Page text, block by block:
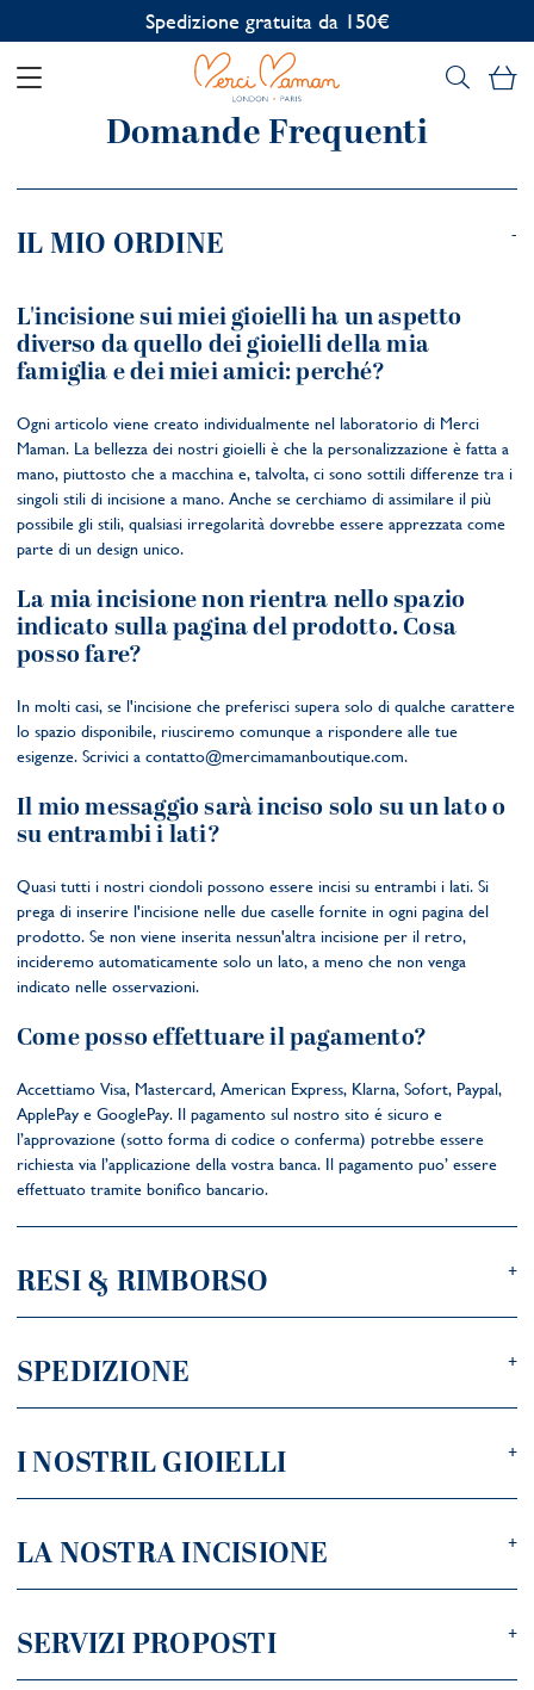
Spedizione gratuita da 150€
Il
Domande Frequenti
IL MIO ORDINE
L'incisione sui miei gioielli ha un aspetto
diverso da quello dei gioielli della mia
famiglia e dei miei amici: perché?
Ogni articolo viene creato individualmente nel laboratorio di Merci
Maman. La bellezza dei nostri gioielli è che la personalizzazione è fatta a
mano, piuttosto che a macchina e, talvolta, ci sono sottili differenze tra i
singoli stili di incisione a mano. Anche se cerchiamo di assimilare il più
possibile gli stili, qualsiasi irregolarità dovrebbe essere apprezzata come
parte di un design unico.
La mia incisione non rientra nello spazio
indicato sulla pagina del prodotto. Cosa
posso fare?
In molti casi, se l'incisione che preferisci supera solo di qualche carattere
lo spazio disponibile, riusciremo comunque a rispondere alle tue
esigenze. Scrivici a contatto@mercimamanboutique.com.
Il mio messaggio sarà inciso solo su un lato o
su entrambi i lati?
Quasi tutti i nostri ciondoli possono essere incisi su entrambi i lati. Si
prega di inserire l'incisione nelle due caselle fornite in ogni pagina del
prodotto. Se non viene inserita nessun'altra incisione per il retro,
incideremo automaticamente solo un lato, a meno che non venga
indicato nelle osservazioni.
Come posso effettuare il pagamento?
Accettiamo Visa, Mastercard, American Express, Klarna, Sofort, Paypal,
ApplePay e GooglePay. Il pagamento sul nostro sito é sicuro e
l’approvazione (sotto forma di codice o conferma) potrebbe essere
richiesta via l’applicazione della vostra banca. Il pagamento puo’ essere
effettuato tramite bonifico bancario.
RESI & RIMBORSO
SPEDIZIONE
I NOSTRIL GIOIELLI
LA NOSTRA INCISIONE
SERVIZI PROPOSTI